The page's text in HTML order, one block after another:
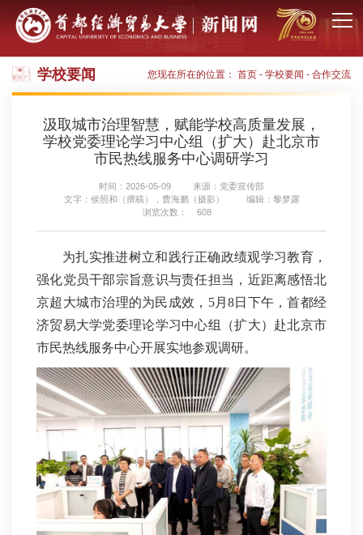
学校要闻 您现在所在的位置： 首页 - 学校要闻 - 合作交流
汲取城市治理智慧，赋能学校高质量发展，
学校党委理论学习中心组（扩大）赴北京市
市民热线服务中心调研学习
时间：2026-05-09
来源：党委宣传部
文字：侯照和（撰稿），曹海鹏（摄影）
编辑：黎梦露
浏览次数：
608
为扎实推进树立和践行正确政绩观学习教育，
强化党员干部宗旨意识与责任担当，近距离感悟北
京超大城市治理的为民成效，5月8日下午，首都经
济贸易大学党委理论学习中心组（扩大）赴北京市
市民热线服务中心开展实地参观调研。